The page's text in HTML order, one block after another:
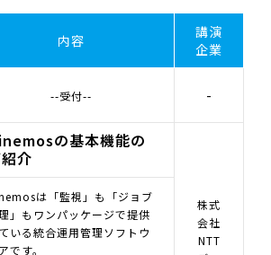
内容
講演
企業
--受付-- -
の基本機能の
介
株式
会社
NTT
は「監視」も「ジョブ
」もワンパッケージで提供
いる統合運用管理ソフトウ
です。